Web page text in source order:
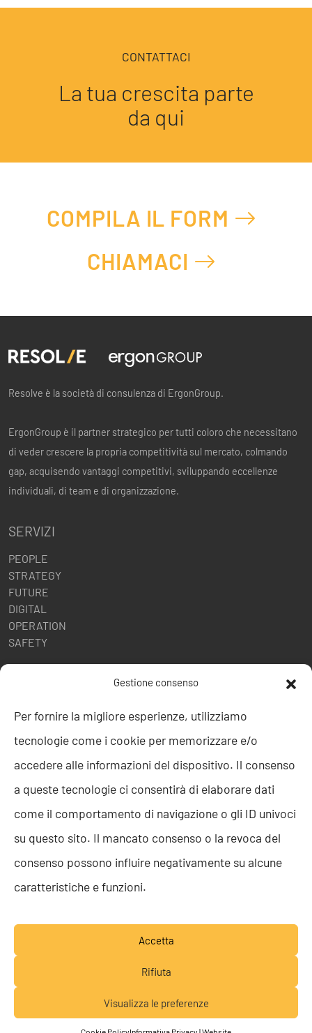
Gestione consenso
Per fornire la migliore esperienze, utilizziamo
tecnologie come i cookie per memorizzare e/o
accedere alle informazioni del dispositivo. Il consenso
a queste tecnologie ci consentirà di elaborare dati
come il comportamento di navigazione o gli ID univoci
su questo sito. Il mancato consenso o la revoca del
consenso possono influire negativamente su alcune
caratteristiche e funzioni.
Accetta
Rifiuta
Visualizza le preferenze
Lavora con noi
CONTATTACI
La tua crescita parte
da qui
COMPILA IL FORM
CHIAMACI
Resolve è la società di consulenza di ErgonGroup.
ErgonGroup è il partner strategico per tutti coloro che necessitano
di veder crescere la propria competitività sul mercato, colmando
gap, acquisendo vantaggi competitivi, sviluppando eccellenze
individuali, di team e di organizzazione.
SERVIZI
PEOPLE
STRATEGY
FUTURE
DIGITAL
OPERATION
SAFETY
POLITICHE AZIENDALI
ISO 9001
ISO 27001
Codice etico
Segnalazione Whistleblowing
Politica per la Parità di Genere
Politica per la sicurezza delle informazioni
TEAM RESOLVE
© RESOLVE SRL SB 2026 - P.IVA 05652160283 -
Privacy Policy-Credits